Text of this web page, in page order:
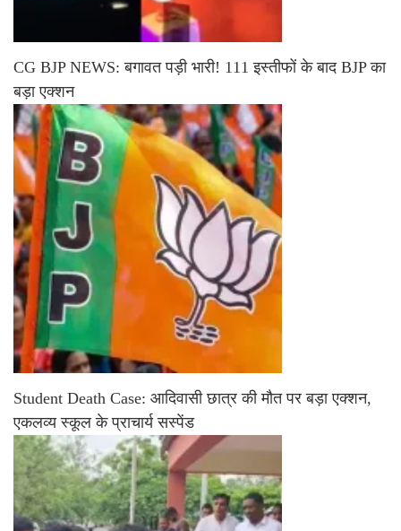
CG BJP NEWS: बगावत पड़ी भारी! 111 इस्तीफों के बाद BJP का
बड़ा एक्शन
Student Death Case: आदिवासी छात्र की मौत पर बड़ा एक्शन,
एकलव्य स्कूल के प्राचार्य सस्पेंड